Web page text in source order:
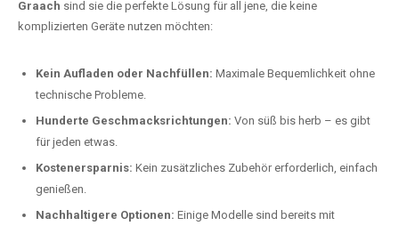
Graach sind sie die perfekte Lösung für all jene, die keine
komplizierten Geräte nutzen möchten:
Kein Aufladen oder Nachfüllen: Maximale Bequemlichkeit ohne
technische Probleme.
Hunderte Geschmacksrichtungen: Von süß bis herb – es gibt
für jeden etwas.
Kostenersparnis: Kein zusätzliches Zubehör erforderlich, einfach
genießen.
Nachhaltigere Optionen: Einige Modelle sind bereits mit